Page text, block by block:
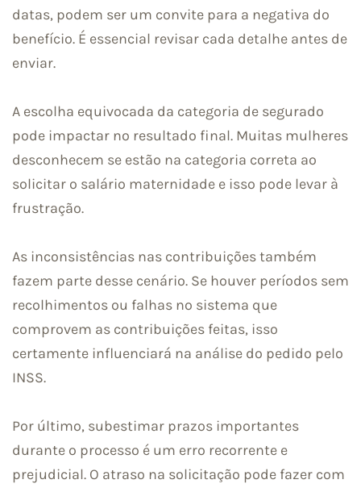
datas, podem ser um convite para a negativa do
benefício. É essencial revisar cada detalhe antes de
enviar.
A escolha equivocada da categoria de segurado
pode impactar no resultado final. Muitas mulheres
desconhecem se estão na categoria correta ao
solicitar o salário maternidade e isso pode levar à
frustração.
As inconsistências nas contribuições também
fazem parte desse cenário. Se houver períodos sem
recolhimentos ou falhas no sistema que
comprovem as contribuições feitas, isso
certamente influenciará na análise do pedido pelo
INSS.
Por último, subestimar prazos importantes
durante o processo é um erro recorrente e
prejudicial. O atraso na solicitação pode fazer com